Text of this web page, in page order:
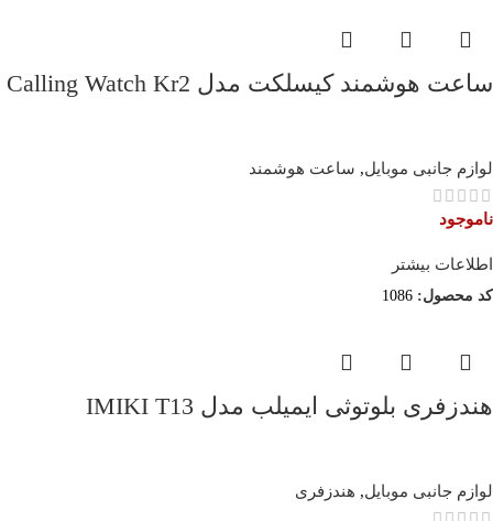
ساعت هوشمند کیسلکت مدل Calling Watch Kr2
لوازم جانبی موبایل, ساعت هوشمند
ناموجود
اطلاعات بیشتر
کد محصول: 1086
هندزفری بلوتوثی ایمیلب مدل IMIKI T13
لوازم جانبی موبایل, هندزفری